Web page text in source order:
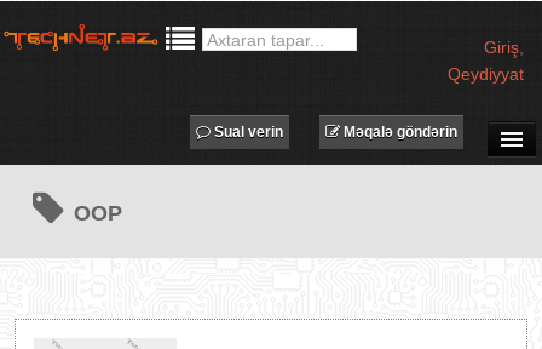
Giriş
Qeydiyyat
MƏQALƏLƏR
Məqalə göndərin
Sual verin
OOP